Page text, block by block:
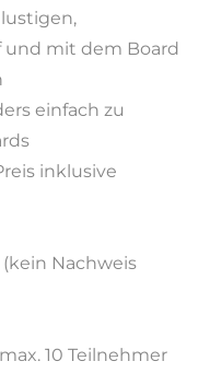
und mit dem Board
einfach zu
inklusive
Nachweis
10 Teilnehmer